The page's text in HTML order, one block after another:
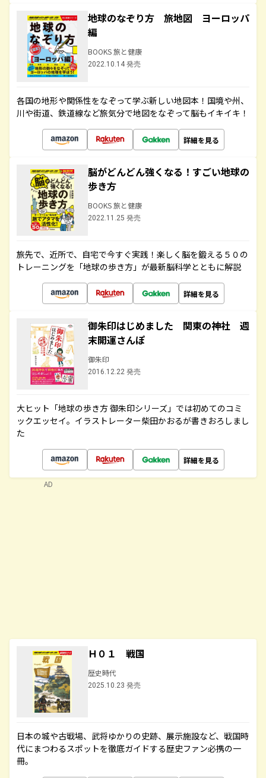
地球のなぞり方 旅地図 ヨーロッパ
編
BOOKS 旅と健康
2022.10.14 発売
各国の地形や関係性をなぞって学ぶ新しい地図本！国境や州、
川や街道、鉄道線など旅気分で地図をなぞって脳もイキイキ！
詳細を見る
脳がどんどん強くなる！すごい地球の
歩き方
BOOKS 旅と健康
2022.11.25 発売
旅先で、近所で、自宅で今すぐ実践！楽しく脳を鍛える５０の
トレーニングを「地球の歩き方」が最新脳科学とともに解説
詳細を見る
御朱印はじめました 関東の神社 週
末開運さんぽ
御朱印
2016.12.22 発売
大ヒット「地球の歩き方 御朱印シリーズ」では初めてのコミ
ックエッセイ。イラストレーター柴田かおるが書きおろしまし
た
詳細を見る
Ｈ０１ 戦国
歴史時代
2025.10.23 発売
日本の城や古戦場、武将ゆかりの史跡、展示施設など、戦国時
代にまつわるスポットを徹底ガイドする歴史ファン必携の一
冊。
AD